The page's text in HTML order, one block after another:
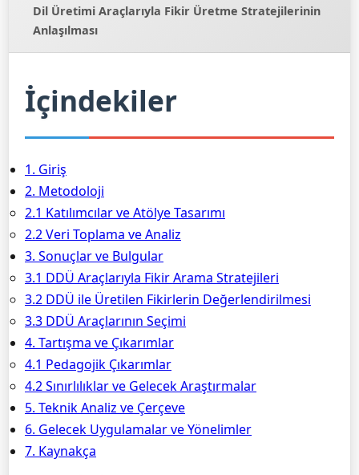
Dil Üretimi Araçlarıyla Fikir Üretme Stratejilerinin
Anlaşılması
İçindekiler
1. Giriş
2. Metodoloji
2.1 Katılımcılar ve Atölye Tasarımı
2.2 Veri Toplama ve Analiz
3. Sonuçlar ve Bulgular
3.1 DDÜ Araçlarıyla Fikir Arama Stratejileri
3.2 DDÜ ile Üretilen Fikirlerin Değerlendirilmesi
3.3 DDÜ Araçlarının Seçimi
4. Tartışma ve Çıkarımlar
4.1 Pedagojik Çıkarımlar
4.2 Sınırlılıklar ve Gelecek Araştırmalar
5. Teknik Analiz ve Çerçeve
6. Gelecek Uygulamalar ve Yönelimler
7. Kaynakça